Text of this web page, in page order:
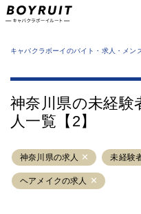
業
サ
キャバクラボーイのバイト・求人・メン
神奈川県の未経
人一覧【2】
神奈川県の求人 未経験
ヘアメイクの求人
六本木
新橋
渋谷
錦糸町
八王子